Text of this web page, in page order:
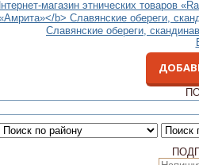
Славянские обереги,